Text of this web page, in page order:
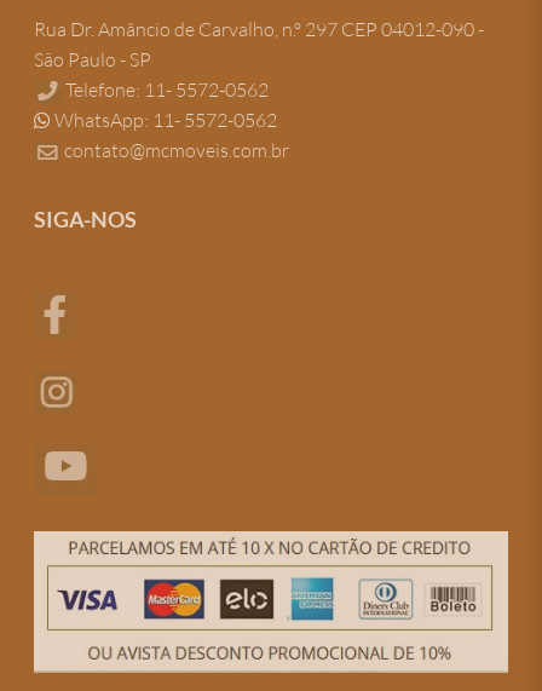
Rua Dr. Amâncio de Carvalho, n.º 297 CEP 04012-090 -
São Paulo - SP
Telefone: 11- 5572-0562
WhatsApp: 11- 5572-0562
contato@mcmoveis.com.br
SIGA-NOS